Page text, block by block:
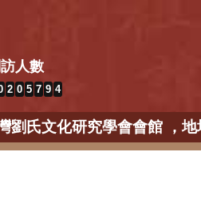
人數
2 0 5 7 9 4
研究學會會館 ，地址: